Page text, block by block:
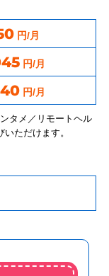
円/月
円/月
円/月
タメ／リモートヘル
ただけます。